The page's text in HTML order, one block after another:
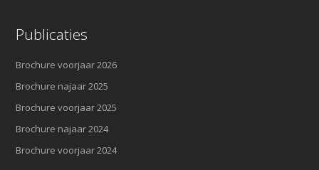
Publicaties
Brochure voorjaar 2026
Brochure najaar 2025
Brochure voorjaar 2025
Brochure najaar 2024
Brochure voorjaar 2024